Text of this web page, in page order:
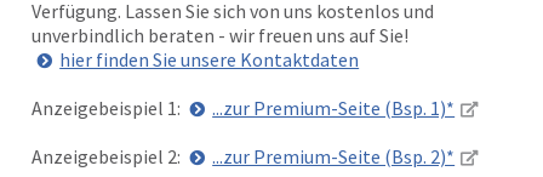
Verfügung. Lassen Sie sich von uns kostenlos und
unverbindlich beraten - wir freuen uns auf Sie!
hier finden Sie unsere Kontaktdaten
Anzeigebeispiel 1:
...zur Premium-Seite (Bsp. 1)*
Anzeigebeispiel 2:
...zur Premium-Seite (Bsp. 2)*